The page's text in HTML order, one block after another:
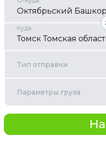
Куда
Тип отправки
Параметры груза